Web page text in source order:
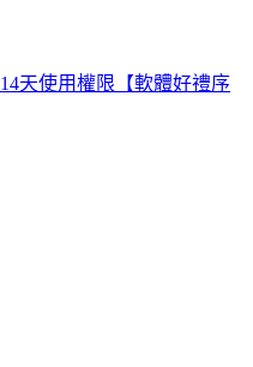
天使用權限【軟體好禮序